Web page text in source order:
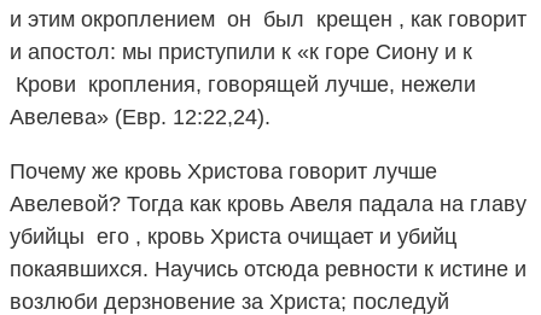
и этим окроплением он был крещен , как говорит
и апостол: мы приступили к «к горе Сиону и к
Крови кропления, говорящей лучше, нежели
Авелева» (Евр. 12:22,24).
Почему же кровь Христова говорит лучше
Авелевой? Тогда как кровь Авеля падала на главу
убийцы его , кровь Христа очищает и убийц
покаявшихся. Научись отсюда ревности к истине и
возлюби дерзновение за Христа; последуй